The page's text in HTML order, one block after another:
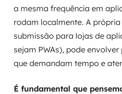
a mesma frequência em
rodam localmente. A
submissão para lojas de
sejam PWAs), pode
que demandam tempo e
É fundamental que